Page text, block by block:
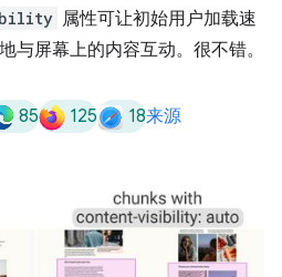
属性可让初始用户加载速
与屏幕上的内容互动。很不错。
85 125 18来源